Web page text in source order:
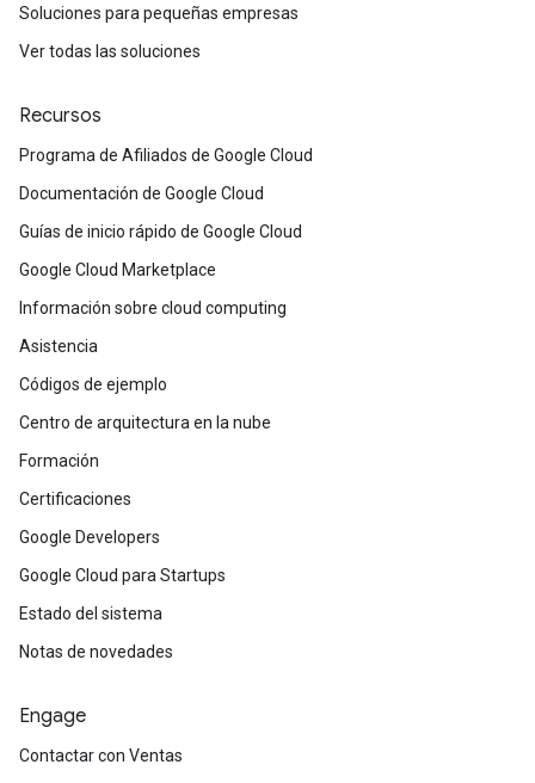
Soluciones para pequeñas empresas
Ver todas las soluciones
Recursos
Programa de Afiliados de Google Cloud
Documentación de Google Cloud
Guías de inicio rápido de Google Cloud
Google Cloud Marketplace
Información sobre cloud computing
Asistencia
Códigos de ejemplo
Centro de arquitectura en la nube
Formación
Certificaciones
Google Developers
Google Cloud para Startups
Estado del sistema
Notas de novedades
Engage
Contactar con Ventas